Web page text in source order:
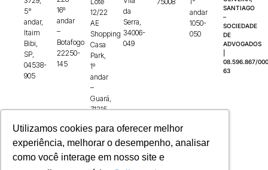
Utilizamos cookies para oferecer melhor
experiência, melhorar o desempenho, analisar
como você interage em nosso site e
5°
andar,
Itaim
Bibi,
SP,
04538-
905
16º
andar
–
Botafogo
22250-
145
12/22
AE
Shopping
Casa
Park,
1º
andar
–
Guará,
71215-
da
Serra,
34006-
049
andar
1050-
050
SANTIAGO
–
SOCIEDADE
DE
ADVOGADOS
08.596.867/
63